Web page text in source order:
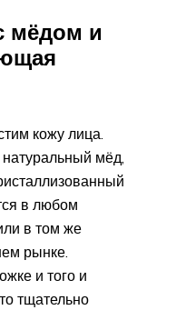
мёдом и
кожу лица.
мёд,
в любом
в том же
рынке.
и того и
тщательно